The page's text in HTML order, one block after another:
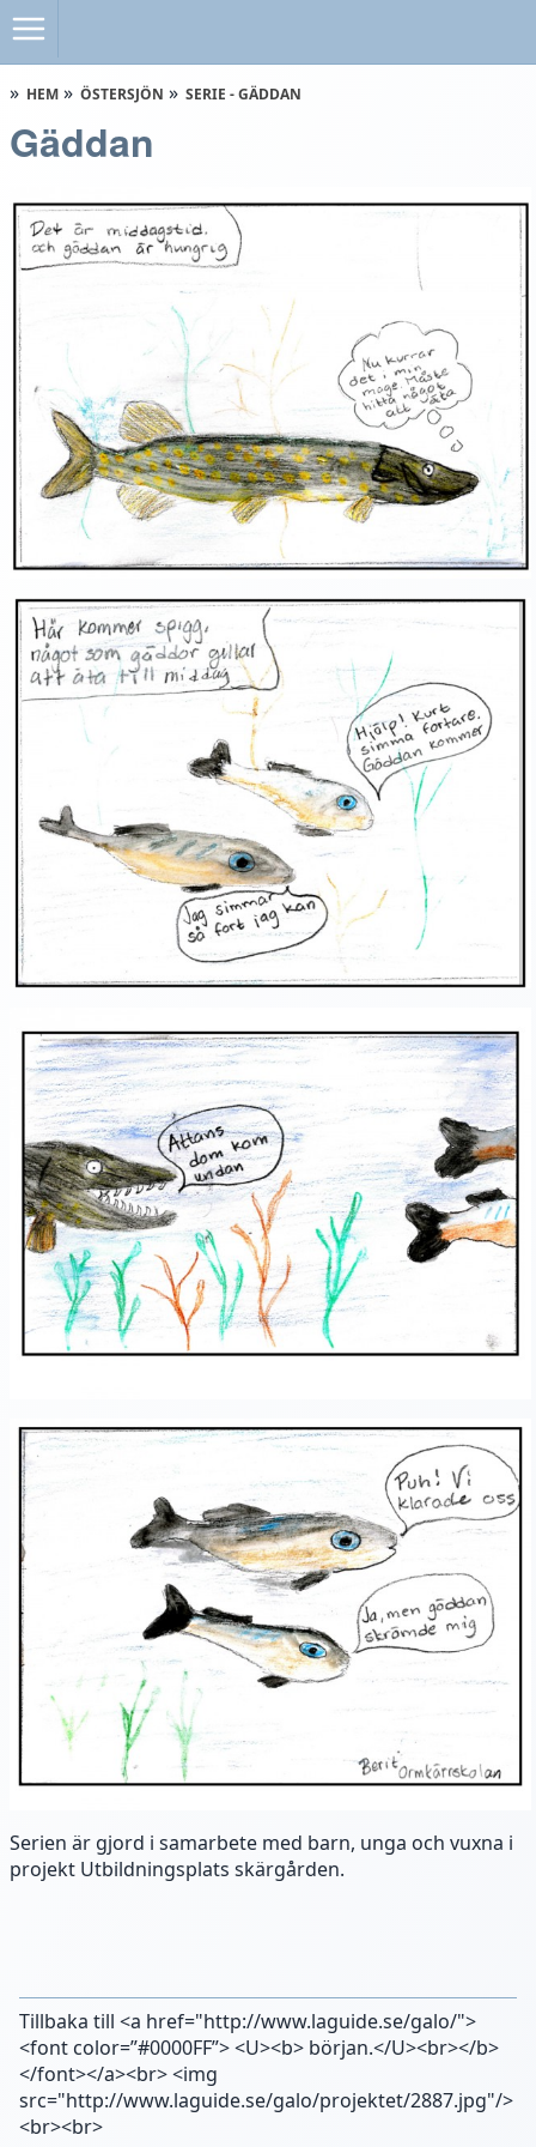
HEM ÖSTERSJÖN SERIE - GÄDDAN
Gäddan
Serien är gjord i samarbete med barn, unga och vuxna i
projekt Utbildningsplats skärgården.
Tillbaka till <a href="http://www.laguide.se/galo/">
<font color=”#0000FF”> <U><b> början.</U><br></b>
</font></a><br> <img
src="http://www.laguide.se/galo/projektet/2887.jpg"/>
<br><br>